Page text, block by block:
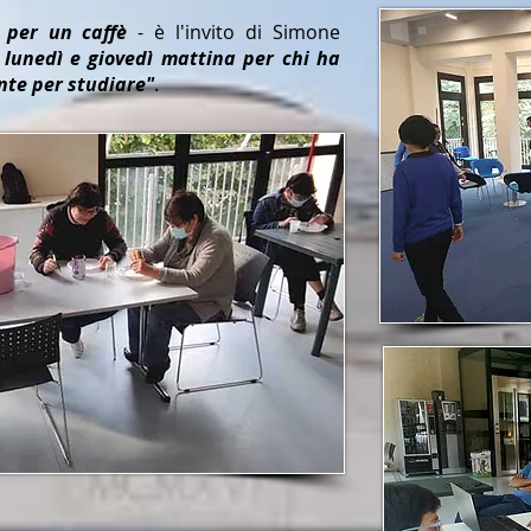
un caffè - è l'invito di Simone
e giovedì mattina per chi ha
per studiare".